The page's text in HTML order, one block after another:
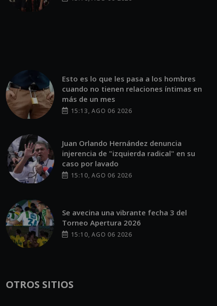
¿Cuándo empieza y cuando
termina? Feria de Jocotenango
2026: fechas, horarios y todo lo que
podrás disfrutar
POR EMISORAS UNIDAS